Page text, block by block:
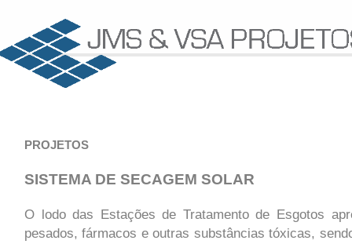
PROJETOS
SISTEMA DE SECAGEM SOLAR
O lodo das Estações de Tratamento de Esgotos
pesados, fármacos e outras substâncias tóxicas,